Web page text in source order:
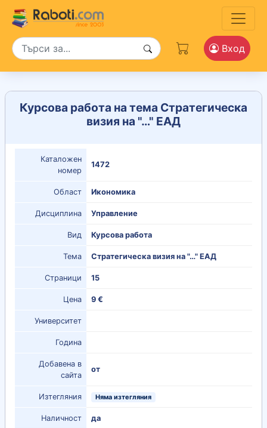
Вход
Курсова работа на тема Стратегическа
визия на "…" ЕАД
Каталожен
номер
1472
Област Икономика
Дисциплина Управление
Вид Курсова работа
Тема Стратегическа визия на "…" ЕАД
Страници 15
Цена 9 €
Университет
Година
Добавена в
сайта
от
Изтегляния Няма изтегляния
Наличност да